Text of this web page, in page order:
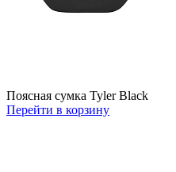
Поясная сумка Tyler Black
Перейти в корзину